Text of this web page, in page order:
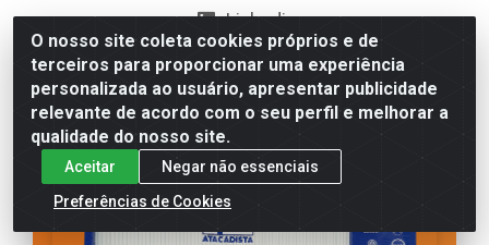
O nosso site coleta cookies próprios e de
terceiros para proporcionar uma experiência
personalizada ao usuário, apresentar publicidade
relevante de acordo com o seu perfil e melhorar a
qualidade do nosso site.
Aceitar
Negar não essenciais
Preferências de Cookies
Linkedin
Blog